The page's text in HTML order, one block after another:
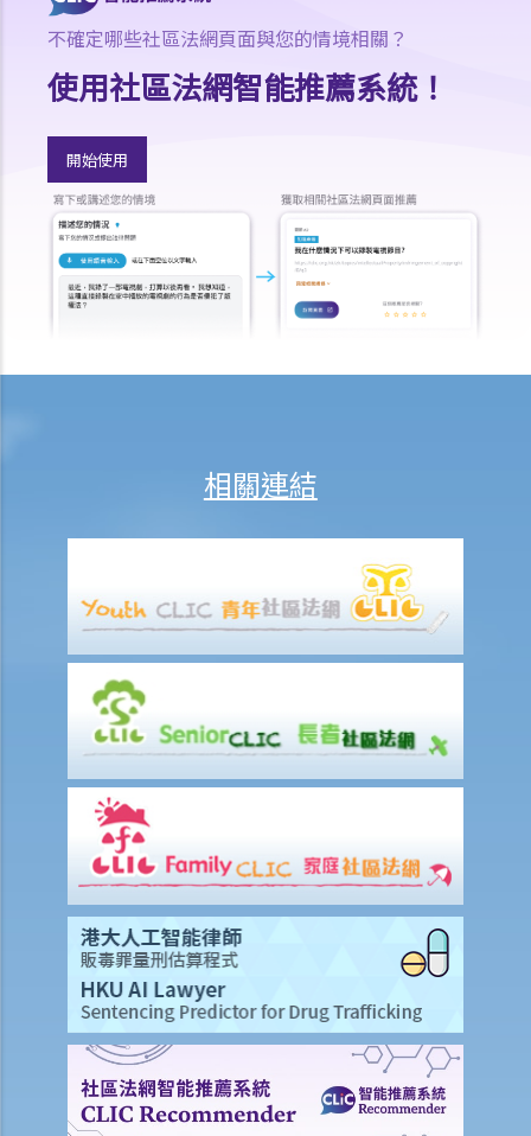
10. 案件管理會議
11. 審訊前的覆核
就人身傷害提出申索，是否存在時限？
涉及非致命意外的申索
若我因人身傷害提出申索，可否申請法律援助？
法律援助
法律援助輔助計劃
香港律師會大埔火災緊急免費法律諮詢熱線
逝者家屬
因工受傷以及有關補償
賠償責任
怎樣才算是因工及在僱用期間遭遇意外（簡稱工傷意外）？
在甚麼情況下，僱主不需要為其僱員的工傷負上賠償責任？
賠償項目
我的配偶在工作時因意外而死亡，我或我的家人可獲哪些賠償？
我在工作時因遇到意外而受傷及導致傷殘，我或我的家人可獲哪些賠
除上述的賠償外，我可否就工傷而獲得其他賠償（例如醫藥費）？
工傷或有關意外之報告
僱主向勞工處報告與工作有關的意外之時限是多久？
僱員可否向勞工處報告與工作有關的意外？
其他有關工傷的事項
如何安排支付工傷賠償？
不確定哪些社區法網頁面與您的情境相關？
使用社區法網智能推薦系統！
開始使用
相關連結